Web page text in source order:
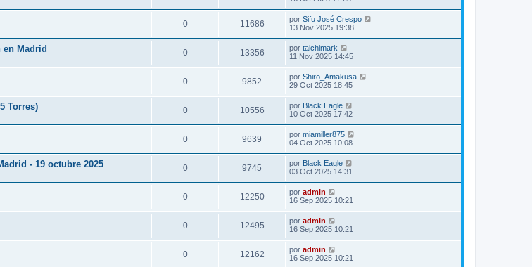
0 11686 por Sifu José Crespo
13 Nov 2025 19:38
Madrid 0 13356 por taichimark
11 Nov 2025 14:45
0 9852 por Shiro_Amakusa
29 Oct 2025 18:45
Torres) 0 10556 por Black Eagle
10 Oct 2025 17:42
0 9639 por miamiller875
04 Oct 2025 10:08
- 19 octubre 2025 0 9745 por Black Eagle
03 Oct 2025 14:31
0 12250 por admin
16 Sep 2025 10:21
0 12495 por admin
16 Sep 2025 10:21
0 12162 por admin
16 Sep 2025 10:21